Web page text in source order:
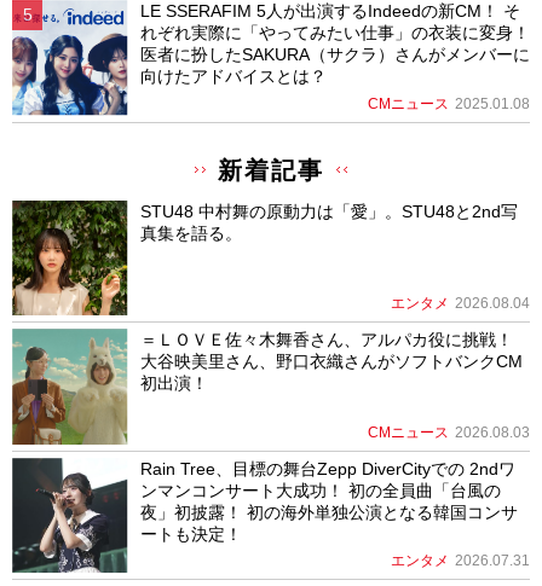
LE SSERAFIM 5人が出演するIndeedの新CM！ そ
れぞれ実際に「やってみたい仕事」の衣装に変身！
医者に扮したSAKURA（サクラ）さんがメンバーに
向けたアドバイスとは？
CMニュース 2025.01.08
新着記事
STU48 中村舞の原動力は「愛」。STU48と2nd写
真集を語る。
エンタメ 2026.08.04
＝ＬＯＶＥ佐々木舞香さん、アルパカ役に挑戦！
大谷映美里さん、野口衣織さんがソフトバンクCM
初出演！
CMニュース 2026.08.03
Rain Tree、目標の舞台Zepp DiverCityでの 2ndワ
ンマンコンサート大成功！ 初の全員曲「台風の
夜」初披露！ 初の海外単独公演となる韓国コンサ
ートも決定！
エンタメ 2026.07.31